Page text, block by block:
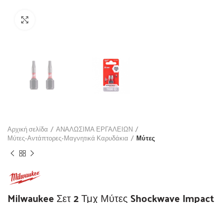
Αρχική σελίδα
ΑΝΑΛΩΣΙΜΑ ΕΡΓΑΛΕΙΩΝ
Μύτες-Αντάπτορες-Μαγνητικά Καρυδάκια
Μύτες
Milwaukee Σετ 2 Τμχ Μύτες Shockwave Impact